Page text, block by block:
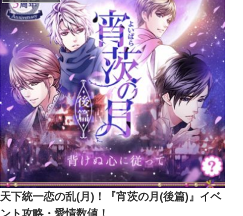
天下統一恋の乱(月)！『宵茨の月(後篇)』イベ